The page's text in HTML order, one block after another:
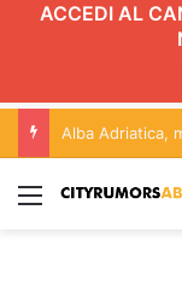
ACCEDI AL
Menu